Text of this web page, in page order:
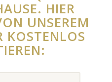
HIER
UNSEREM
KOSTENLOS